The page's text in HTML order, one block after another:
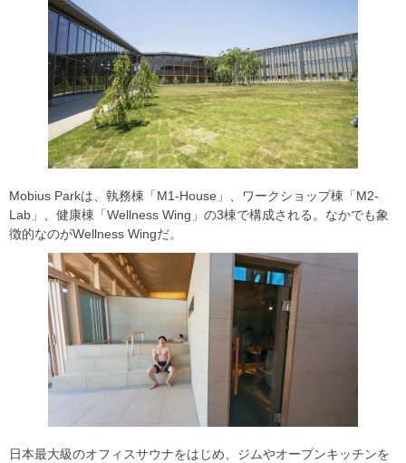
Mobius Parkは、執務棟「M1-House」、ワークショップ棟「M2-
Lab」、健康棟「Wellness Wing」の3棟で構成される。なかでも象
徴的なのがWellness Wingだ。
日本最大級のオフィスサウナをはじめ、ジムやオープンキッチンを